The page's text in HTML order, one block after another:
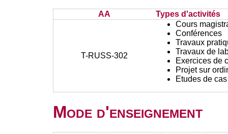
AA Types d'activités
T-RUSS-302
Cours
Conférences
Travaux
Travaux de
Exercices de
Projet sur
Etudes de cas
Mode d'enseignement